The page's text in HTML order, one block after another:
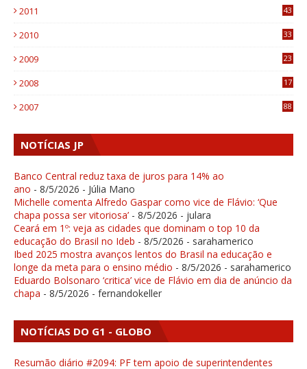
2011
43
2010
33
2009
23
2008
17
2007 88
NOTÍCIAS JP
Banco Central reduz taxa de juros para 14% ao
ano - 8/5/2026 - Júlia Mano
Michelle comenta Alfredo Gaspar como vice de Flávio: ‘Que
chapa possa ser vitoriosa’ - 8/5/2026 - julara
Ceará em 1º: veja as cidades que dominam o top 10 da
educação do Brasil no Ideb - 8/5/2026 - sarahamerico
Ibed 2025 mostra avanços lentos do Brasil na educação e
longe da meta para o ensino médio - 8/5/2026 - sarahamerico
Eduardo Bolsonaro ‘critica’ vice de Flávio em dia de anúncio da
chapa - 8/5/2026 - fernandokeller
NOTÍCIAS DO G1 - GLOBO
Resumão diário #2094: PF tem apoio de superintendentes